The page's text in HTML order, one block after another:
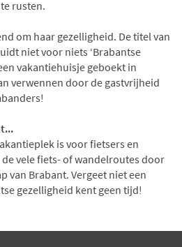
rusten.
om haar gezelligheid. De titel van
niet voor niets ‘Brabantse
vakantiehuisje geboekt in
verwennen door de gastvrijheid
is voor fietsers en
de vele fiets- of wandelroutes door
van Brabant. Vergeet niet een
gezelligheid kent geen tijd!